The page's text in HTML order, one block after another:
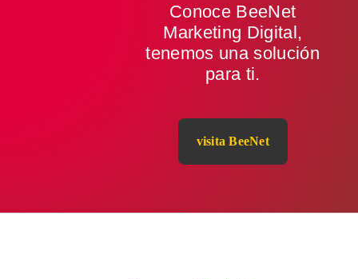
Conoce BeeNet
Marketing Digital,
tenemos una solución
para ti.
visita BeeNet